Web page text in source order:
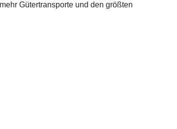
Gütertransporte und den größten